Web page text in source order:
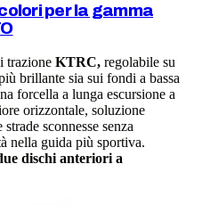
per la gamma
trazione KTRC, regolabile su
brillante sia sui fondi a bassa
forcella a lunga escursione a
orizzontale, soluzione
sconnesse senza
nella guida più sportiva.
dischi anteriori a